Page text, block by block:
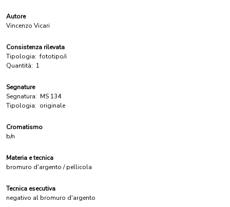
Autore
Vincenzo Vicari
Consistenza rilevata
Tipologia: fototipo/i
Quantità: 1
Segnature
Segnatura: MS 134
Tipologia: originale
Cromatismo
b/n
Materia e tecnica
bromuro d'argento / pellicola
Tecnica esecutiva
negativo al bromuro d'argento